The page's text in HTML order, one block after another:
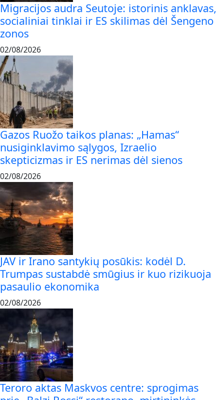
Migracijos audra Seutoje: istorinis anklavas,
socialiniai tinklai ir ES skilimas dėl Šengeno
zonos
02/08/2026
Gazos Ruožo taikos planas: „Hamas“
nusiginklavimo sąlygos, Izraelio
skepticizmas ir ES nerimas dėl sienos
02/08/2026
JAV ir Irano santykių posūkis: kodėl D.
Trumpas sustabdė smūgius ir kuo rizikuoja
pasaulio ekonomika
02/08/2026
Teroro aktas Maskvos centre: sprogimas